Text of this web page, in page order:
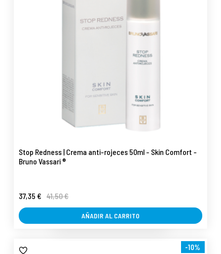
Stop Redness | Crema anti-rojeces 50ml - Skin Comfort -
Bruno Vassari ®
37,35 € 41,50 €
AÑADIR AL CARRITO
-10%